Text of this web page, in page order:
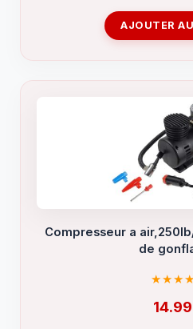
AJOUTER
Compresseur a
de
14.99